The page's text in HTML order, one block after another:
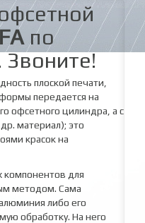
по
плоской печати,
передается на
офсетного цилиндра, а с
материал); это
красок на
компонентов для
методом. Сама
либо его
обработку. На него